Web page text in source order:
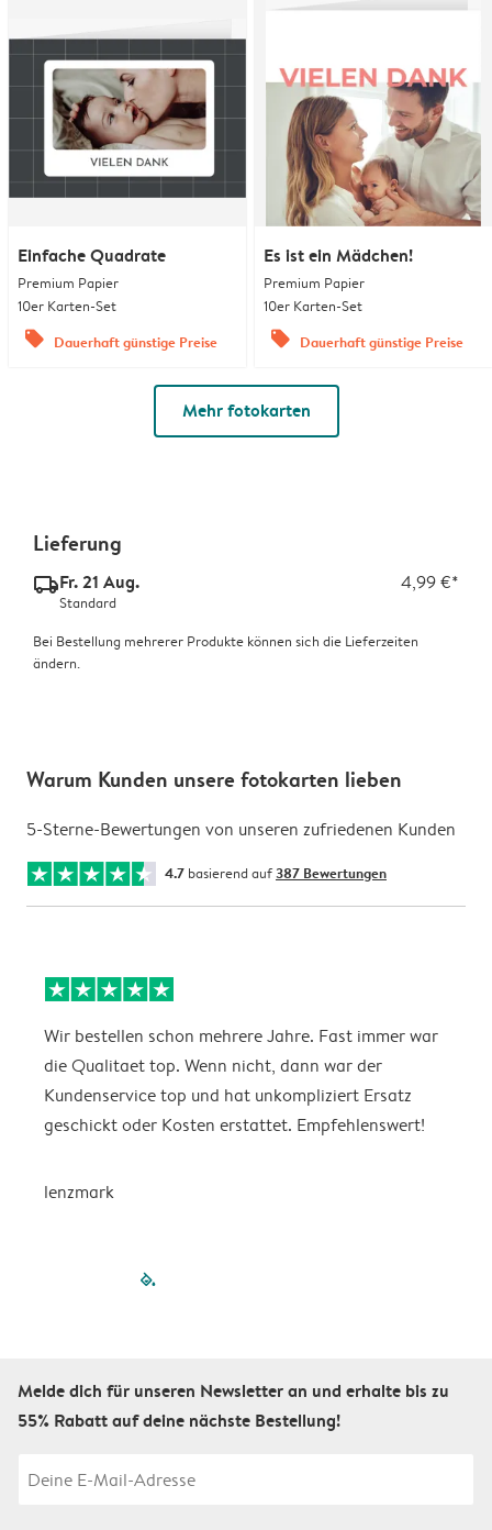
Einfache Quadrate
Premium Papier
10er Karten-Set
offers Dauerhaft günstige Preise
Es ist ein Mädchen!
Premium Papier
10er Karten-Set
offers Dauerhaft günstige Preise
Mehr fotokarten
Lieferung
delivery_standard_v2Fr. 21 Aug. 4,99 €*
Standard
Bei Bestellung mehrerer Produkte können sich die Lieferzeiten
ändern.
Warum Kunden unsere fotokarten lieben
5-Sterne-Bewertungen von unseren zufriedenen Kunden
4.7 basierend auf387 Bewertungen
Wir bestellen schon mehrere Jahre. Fast immer war
die Qualitaet top. Wenn nicht, dann war der
Kundenservice top und hat unkompliziert Ersatz
geschickt oder Kosten erstattet. Empfehlenswert!
lenzmark
filled-pagination
Melde dich für unseren Newsletter an und erhalte bis zu
55% Rabatt auf deine nächste Bestellung!